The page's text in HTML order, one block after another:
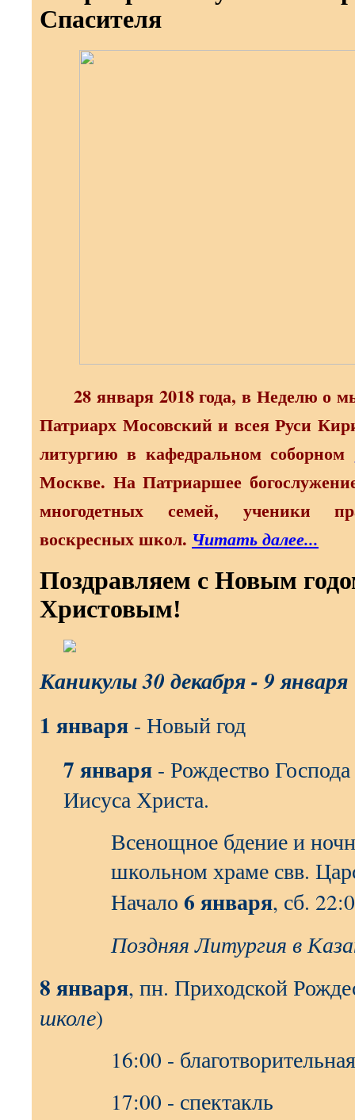
Спасителя
28 января 2018 года, в Неделю о
Патриарх Мосовский и всея Руси
литургию в кафедральном соборном
Москве. На Патриаршее
многодетных семей, ученики
воскресных школ. Читать далее...
Поздравляем с Новым
Христовым!
Каникулы 30 декабря - 9 января
1 января - Новый год
7 января - Рождество
Иисуса Христа.
Всенощное бдение и
школьном храме свв.
Начало 6 января, сб.
Поздняя Литургия в
8 января, пн. Приходской
школе)
16:00 -
17:00 - спектакль